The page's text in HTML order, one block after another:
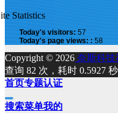
Statistics
Today's visitors: 57
Today's page views: : 58
Copyright © 2026 奈斯科技
查询 82 次，耗时 0.5927 秒
首页专题认证
搜索菜单我的